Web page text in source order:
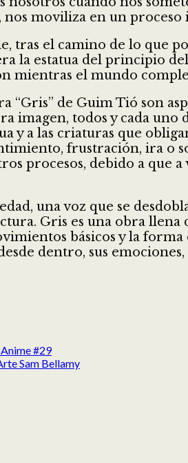
moviliza en un proceso
tras el camino de lo que
la estatua del principio
mientras el mundo
“Gris” de Guim Tió son
imagen, todos y cada uno
y a las criaturas que
frustración, ira o
procesos, debido a que
una voz que se
Gris es una obra llena
básicos y la
dentro, sus
#29
Sam Bellamy